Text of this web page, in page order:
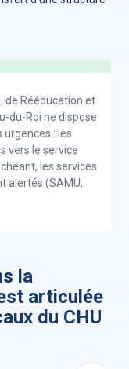
de Rééducation et
du-Roi ne dispose
urgences : les
vers le service
les services
alertés (SAMU,
la
articulée
du CHU